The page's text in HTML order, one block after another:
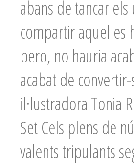
abans de tancar
compartir aquelles
pero, no hauria
acabat de
il·lustradora Tonia
Set Cels plens de
valents tripulants